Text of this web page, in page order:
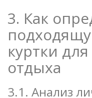
3. Как
куртки
отдыха
3.1. Анализ